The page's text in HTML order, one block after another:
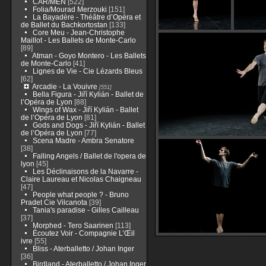
Folia/Mourad Merzouki [151]
La Bayadère - Théâtre d’Opéra et
de Ballet du Bachkortostan [133]
Core Meu - Jean-Christophe
Maillot - Les Ballets de Monte-Carlo
[89]
Atman - Goyo Montero - Les Ballets
de Monte-Carlo[41]
Lignes de Vie - Cie Lézards Bleus
[62]
Arcadie - La Vouivre [551]
Bella Figura - Jiří Kylián - Ballet de
l’Opéra de Lyon [88]
Wings of Wax - Jiří Kylián - Ballet
de l’Opéra de Lyon [81]
Gods and Dogs - Jiří Kylián - Ballet
de l’Opéra de Lyon [77]
Scena Madre - Ambra Senatore
[38]
Falling Angels / Ballet de l'opera de
lyon [45]
Les Déclinaisons de la Navarre -
Claire Laureau et Nicolas Chaigneau
[47]
People what people ? - Bruno
Pradet Cie Vilcanota [39]
Tania's paradise - Gilles Cailleau
[37]
Morphed - Tero Saarinen [113]
Écoutez Voir - Compagnie L’Œil
ivre [55]
Bliss - Aterballetto / Johan Inger
[36]
Birdland - Aterballetto / Johan Inger